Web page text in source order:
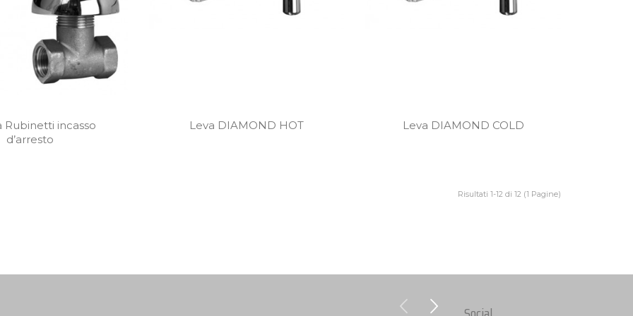
Rubinetti incasso
d’arresto
Leva DIAMOND HOT Leva DIAMOND COLD
Risultati 1-12 di 12 (1 Pagine)